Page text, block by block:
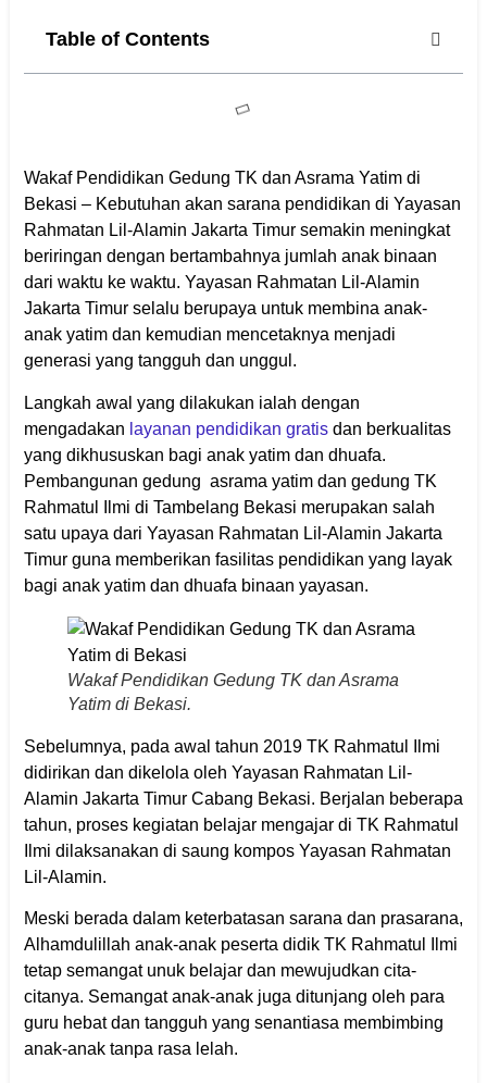
Table of Contents
Wakaf Pendidikan Gedung TK dan Asrama Yatim di
Bekasi – Kebutuhan akan sarana pendidikan di Yayasan
Rahmatan Lil-Alamin Jakarta Timur semakin meningkat
beriringan dengan bertambahnya jumlah anak binaan
dari waktu ke waktu. Yayasan Rahmatan Lil-Alamin
Jakarta Timur selalu berupaya untuk membina anak-
anak yatim dan kemudian mencetaknya menjadi
generasi yang tangguh dan unggul.
Langkah awal yang dilakukan ialah dengan
mengadakan layanan pendidikan gratisdan berkualitas
yang dikhususkan bagi anak yatim dan dhuafa.
Pembangunan gedung asrama yatim dan gedung TK
Rahmatul Ilmi di Tambelang Bekasi merupakan salah
satu upaya dari Yayasan Rahmatan Lil-Alamin Jakarta
Timur guna memberikan fasilitas pendidikan yang layak
bagi anak yatim dan dhuafa binaan yayasan.
Wakaf Pendidikan Gedung TK dan Asrama
Yatim di Bekasi.
Sebelumnya, pada awal tahun 2019 TK Rahmatul Ilmi
didirikan dan dikelola oleh Yayasan Rahmatan Lil-
Alamin Jakarta Timur Cabang Bekasi. Berjalan beberapa
tahun, proses kegiatan belajar mengajar di TK Rahmatul
Ilmi dilaksanakan di saung kompos Yayasan Rahmatan
Lil-Alamin.
Meski berada dalam keterbatasan sarana dan prasarana,
Alhamdulillah anak-anak peserta didik TK Rahmatul Ilmi
tetap semangat unuk belajar dan mewujudkan cita-
citanya. Semangat anak-anak juga ditunjang oleh para
guru hebat dan tangguh yang senantiasa membimbing
anak-anak tanpa rasa lelah.